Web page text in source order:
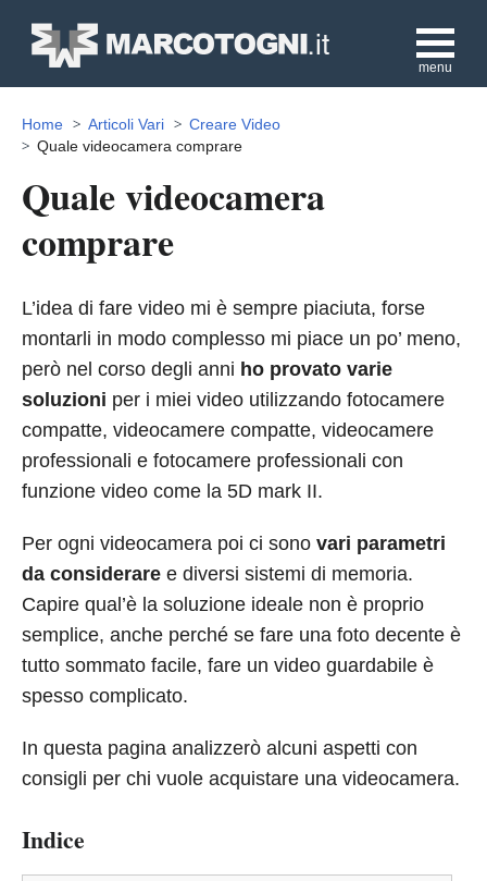
menu
Home Articoli Vari
Creare Video
Quale videocamera comprare
Quale videocamera
comprare
L’idea di fare video mi è sempre piaciuta, forse
montarli in modo complesso mi piace un po’ meno,
però nel corso degli anni ho provato varie
soluzioni per i miei video utilizzando fotocamere
compatte, videocamere compatte, videocamere
professionali e fotocamere professionali con
funzione video come la 5D mark II.
Per ogni videocamera poi ci sono vari parametri
da considerare e diversi sistemi di memoria.
Capire qual’è la soluzione ideale non è proprio
semplice, anche perché se fare una foto decente è
tutto sommato facile, fare un video guardabile è
spesso complicato.
In questa pagina analizzerò alcuni aspetti con
consigli per chi vuole acquistare una videocamera.
Indice